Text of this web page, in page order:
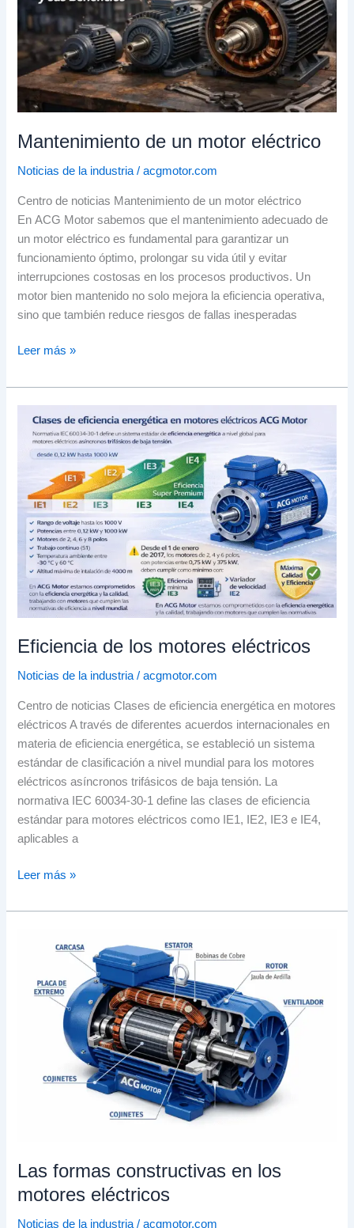
Mantenimiento de un motor eléctrico
Noticias de la industria /acgmotor.com
Centro de noticias Mantenimiento de un motor eléctrico
En ACG Motor sabemos que el mantenimiento adecuado de
un motor eléctrico es fundamental para garantizar un
funcionamiento óptimo, prolongar su vida útil y evitar
interrupciones costosas en los procesos productivos. Un
motor bien mantenido no solo mejora la eficiencia operativa,
sino que también reduce riesgos de fallas inesperadas
Leer más »
Eficiencia de los motores eléctricos
Noticias de la industria/acgmotor.com
Centro de noticias Clases de eficiencia energética en motores
eléctricos A través de diferentes acuerdos internacionales en
materia de eficiencia energética, se estableció un sistema
estándar de clasificación a nivel mundial para los motores
eléctricos asíncronos trifásicos de baja tensión. La
normativa IEC 60034-30-1 define las clases de eficiencia
estándar para motores eléctricos como IE1, IE2, IE3 e IE4,
aplicables a
Eficiencia
eléctricos
Leer más »
Las formas constructivas en los
motores eléctricos
Noticias de la industria /acgmotor.com